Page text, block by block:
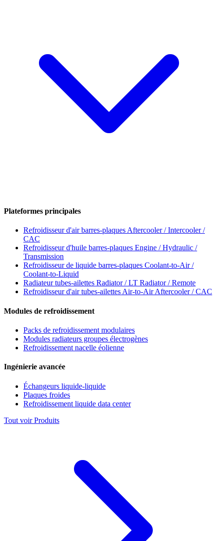
Plateformes principales
Refroidisseur d'air barres-plaquesAftercooler / Intercooler /
CAC
Refroidisseur d'huile barres-plaques Engine / Hydraulic /
Transmission
Refroidisseur de liquide barres-plaques Coolant-to-Air /
Coolant-to-Liquid
Radiateur tubes-ailettes Radiator / LT Radiator / Remote
Refroidisseur d'air tubes-ailettesAir-to-Air Aftercooler / CAC
Modules de refroidissement
Packs de refroidissement modulaires
Modules radiateurs groupes électrogènes
Refroidissement nacelle éolienne
Ingénierie avancée
Échangeurs liquide-liquide
Plaques froides
Refroidissement liquide data center
Tout voir Produits